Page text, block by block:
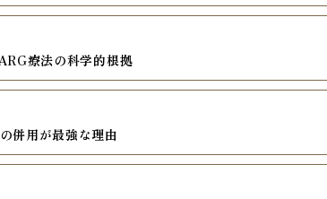
療法の科学的根拠
併用が最強な理由